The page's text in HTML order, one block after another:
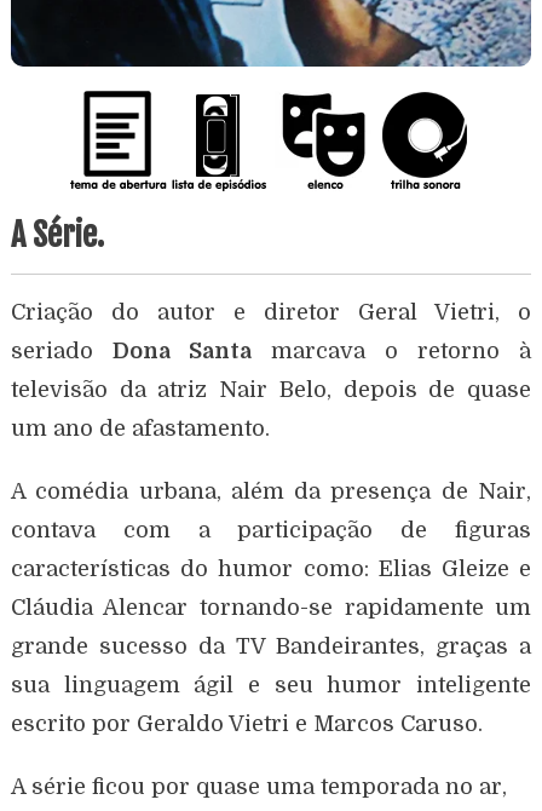
A Série.
Criação do autor e diretor Geral Vietri, o
seriado Dona Santamarcava o retorno à
televisão da atriz Nair Belo, depois de quase
um ano de afastamento.
A comédia urbana, além da presença de Nair,
contava com a participação de figuras
características do humor como: Elias Gleize e
Cláudia Alencar tornando-se rapidamente um
grande sucesso da TV Bandeirantes, graças a
sua linguagem ágil e seu humor inteligente
escrito por Geraldo Vietri e Marcos Caruso.
A série ficou por quase uma temporada no ar,